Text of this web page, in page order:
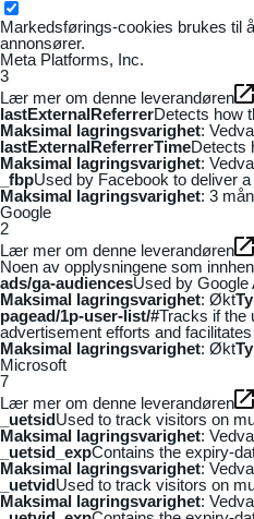
Markedsførings-cookies brukes til
annonsører.
Meta Platforms, Inc.
3
Lær mer om denne leverandøren
lastExternalReferrerDetects how
Maksimal lagringsvarighet:
lastExternalReferrerTimeDetects
Maksimal lagringsvarighet:
_fbpUsed by Facebook to deliver
Maksimal lagringsvarighet: 3
Google
2
Lær mer om denne leverandøren
Noen av opplysningene som
ads/ga-audiencesUsed by
Maksimal lagringsvarighet: Økt
pagead/1p-user-list/#Tracks if the
advertisement efforts and
Maksimal lagringsvarighet: Økt
Microsoft
7
Lær mer om denne leverandøren
_uetsidUsed to track visitors on
Maksimal lagringsvarighet:
_uetsid_expContains the expiry-
Maksimal lagringsvarighet:
_uetvidUsed to track visitors on
Maksimal lagringsvarighet: